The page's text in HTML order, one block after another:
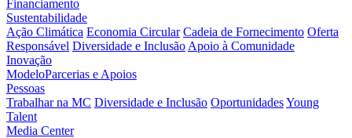
Financiamento
Sustentabilidade
Ação Climática Economia Circular Cadeia de Fornecimento Oferta
Responsável Diversidade e Inclusão Apoio à Comunidade
Inovação
ModeloParcerias e Apoios
Pessoas
Trabalhar na MC Diversidade e Inclusão OportunidadesYoung
Talent
Media Center